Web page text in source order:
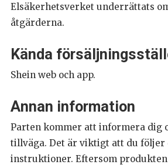
Elsäkerhetsverket underrättats
åtgärderna.
Kända
Shein web och app.
Annan information
Parten kommer att informera dig
tillväga. Det är viktigt att du följer
instruktioner. Eftersom